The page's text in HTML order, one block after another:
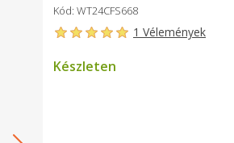
Kód: WT24CFS668
1 Vélemények
Készleten